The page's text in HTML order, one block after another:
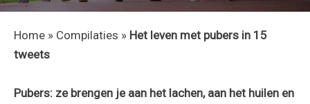
Home » Compilaties » Het leven met pubers in 15
tweets
Pubers: ze brengen je aan het lachen, aan het huilen en